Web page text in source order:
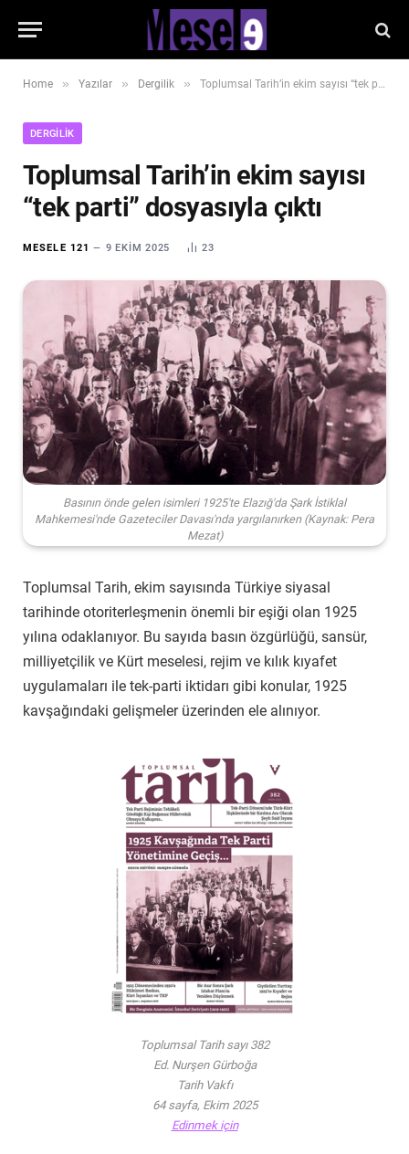
Home » Yazılar » Dergilik » Toplumsal Tarih’in ekim sayısı “tek parti” dosyasıyla çıktı
DERGILIK
Toplumsal Tarih’in ekim sayısı
“tek parti” dosyasıyla çıktı
MESELE 121 9 EKIM 2025 23
Basının önde gelen isimleri 1925'te Elazığ'da Şark İstiklal
Mahkemesi'nde Gazeteciler Davası'nda yargılanırken (Kaynak: Pera
Mezat)
Toplumsal Tarih, ekim sayısında Türkiye siyasal
tarihinde otoriterleşmenin önemli bir eşiği olan 1925
yılına odaklanıyor. Bu sayıda basın özgürlüğü, sansür,
milliyetçilik ve Kürt meselesi, rejim ve kılık kıyafet
uygulamaları ile tek-parti iktidarı gibi konular, 1925
kavşağındaki gelişmeler üzerinden ele alınıyor.
Toplumsal Tarih sayı 382
Ed. Nurşen Gürboğa
Tarih Vakfı
64 sayfa, Ekim 2025
Edinmek için